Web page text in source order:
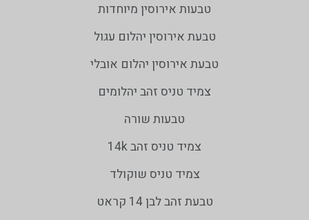
טבעות אירוסין מיוחדות
טבעת אירוסין יהלום עגול
טבעת אירוסין יהלום אובלי
צמיד טניס זהב יהלומים
טבעות שורה
צמיד טניס זהב 14k
צמיד טניס שוקולד
טבעת זהב לבן 14 קראט